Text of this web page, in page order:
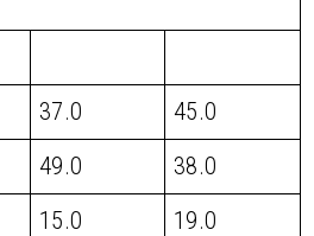
37.0
45.0
49.0
38.0
15.0
19.0